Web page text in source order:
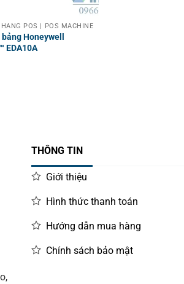
POS | POS MACHINE
Honeywell
EDA10A
THÔNG TIN
Giới thiệu
Hình thức thanh toán
Hướng dẫn mua hàng
Chính sách bảo mật